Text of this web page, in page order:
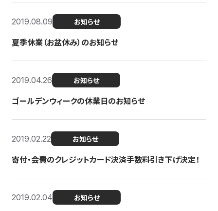
2019.08.09 お知らせ
夏季休業（お盆休み）のお知らせ
2019.04.26 お知らせ
ゴールデンウィークの休業日のお知らせ
2019.02.22 お知らせ
寄付・会費のクレジットカード決済手数料引き下げ決定！
2019.02.04 お知らせ